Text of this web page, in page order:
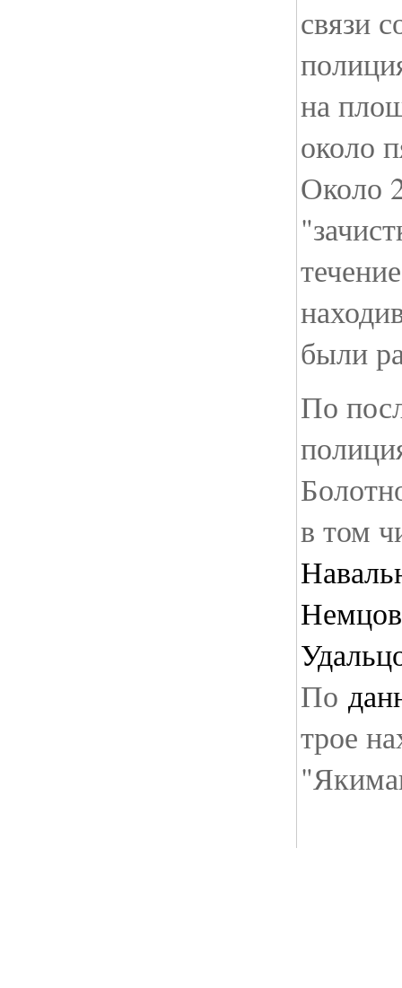
связи
на
около
Около
были
По
в том
По
трое